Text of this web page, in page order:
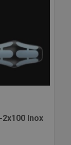
Inox